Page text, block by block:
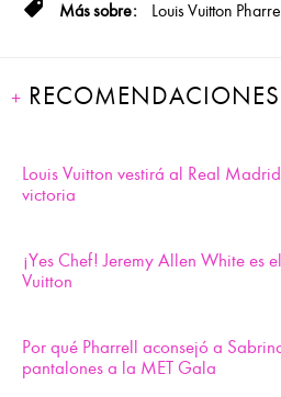
Louis Vuitton
RECOMENDACIONES
Louis Vuitton vestirá al Real
victoria
¡Yes Chef! Jeremy Allen White es
Vuitton
Por qué Pharrell aconsejó a
pantalones a la MET Gala